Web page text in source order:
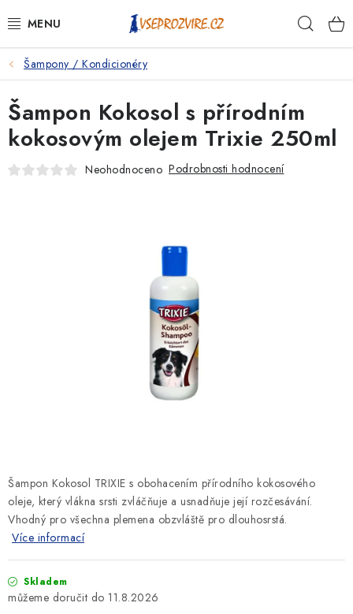
na
PSI
KOČKY
KONĚ
KRÁLÍCI/HLODAVCI/PTÁCI
Šampony / Kondicionéry
Šampon Kokosol TRIXIE s obohacením přírodního kokosového
oleje, který vlákna srsti zvláčňuje a usnadňuje její rozčesávání.
Vhodný pro všechna plemena obzvláště pro dlouhosrstá.
Více informací
Skladem
11.8.2026
Šampon Kokosol s přírodním
kokosovým olejem Trixie 250ml
Neohodnoceno Podrobnosti hodnocení